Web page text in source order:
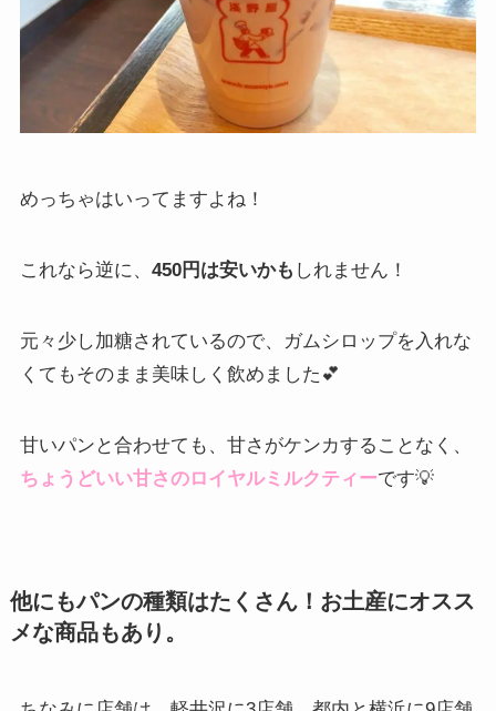
めっちゃはいってますよね！
これなら逆に、 450円は安いかも しれません！
元々少し加糖されているので、ガムシロップを入れな
くてもそのまま美味しく飲めました💕
甘いパンと合わせても、甘さがケンカすることなく、
ちょうどいい甘さのロイヤルミルクティーです💡
他にもパンの種類はたくさん！お土産にオスス
メな商品もあり。